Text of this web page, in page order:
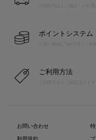
10,000円以上（税込）のお買
ポイントシステム
お買い物毎に1pt=1円でご利
ご利用方法
お問い合わせ